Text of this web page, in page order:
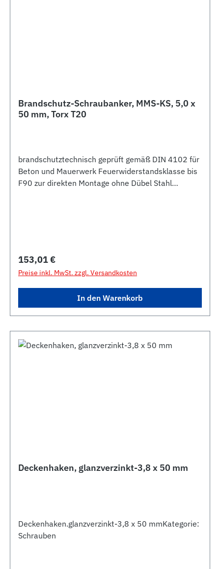
Brandschutz-Schraubanker, MMS-KS, 5,0 x
50 mm, Torx T20
brandschutztechnisch geprüft gemäß DIN 4102 für
Beton und Mauerwerk Feuerwiderstandsklasse bis
F90 zur direkten Montage ohne Dübel Stahl
Regulärer Preis:
153,01 €
Preise inkl. MwSt. zzgl. Versandkosten
In den Warenkorb
Deckenhaken, glanzverzinkt-3,8 x 50 mm
Deckenhaken.glanzverzinkt-3,8 x 50 mmKategorie:
Schrauben